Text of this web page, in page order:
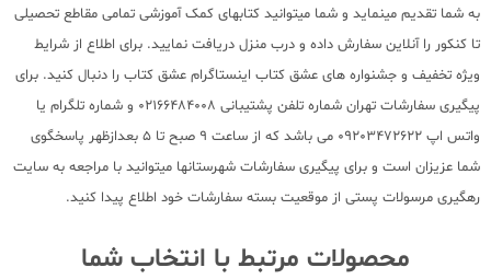
به شما تقدیم مینماید و شما میتوانید کتابهای کمک آموزشی تمامی مقاطع تحصیلی
تا کنکور را آنلاین سفارش داده و درب منزل دریافت نمایید. برای اطلاع از شرایط
ویژه تخفیف و جشنواره های عشق کتاب اینستاگرام عشق کتاب را دنبال کنید. برای
پیگیری سفارشات تهران شماره تلفن پشتیبانی 02166484008 و شماره تلگرام یا
واتس اپ 09203472622 می باشد که از ساعت 9 صبح تا 5 بعدازظهر پاسخگوی
شما عزیزان است و برای پیگیری سفارشات شهرستانها میتوانید با مراجعه به سایت
رهگیری مرسولات پستی از موقعیت بسته سفارشات خود اطلاع پیدا کنید.
محصولات مرتبط با انتخاب شما